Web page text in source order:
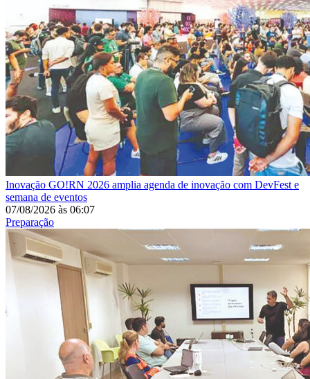
Inovação GO!RN 2026 amplia agenda de inovação com DevFest e
semana de eventos
07/08/2026 às 06:07
Preparação